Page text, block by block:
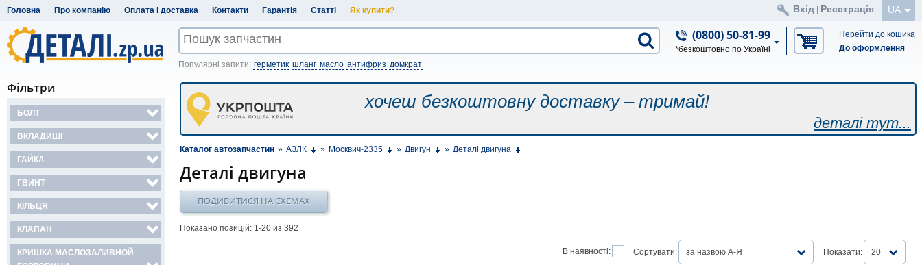
Головна Про компанію Оплата і доставка Контакти Гарантія Статті Як купити? UA
Вхід Реєстрація
(0800) 50-81-99
*безкоштовно по Україні
Перейти до кошика
До оформлення
Популярні запити: герметик шланг масло антифриз домкрат
хочеш безкоштовну доставку – тримай!
деталі тут...
Каталог автозапчастин » АЗЛК » Москвич-2335 » Двигун » Деталі двигуна
Деталі двигуна
ПОДИВИТИСЯ НА СХЕМАХ
Показано позицій: 1-20 из 392
В наявності: Сортувати: за назвою А-Я Показати: 20
Фільтри
БОЛТ
ВКЛАДИШІ
ГАЙКА
ГВИНТ
КІЛЬЦЯ
КЛАПАН
КРИШКА МАСЛОЗАЛИВНОЙ